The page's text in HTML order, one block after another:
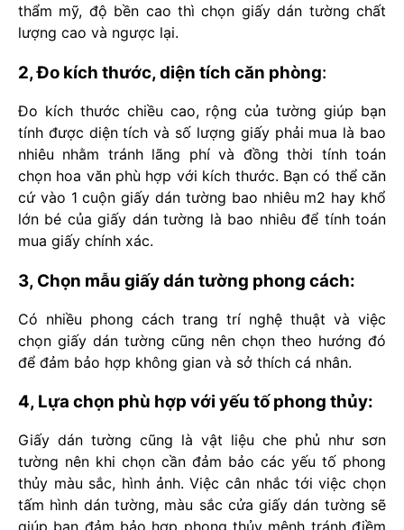
thẩm mỹ, độ bền cao thì chọn giấy dán tường chất
lượng cao và ngược lại.
2, Đo kích thước, diện tích căn phòng:
Đo kích thước chiều cao, rộng của tường giúp bạn
tính được diện tích và số lượng giấy phải mua là bao
nhiêu nhằm tránh lãng phí và đồng thời tính toán
chọn hoa văn phù hợp với kích thước. Bạn có thể căn
cứ vào 1 cuộn giấy dán tường bao nhiêu m2 hay khổ
lớn bé của giấy dán tường là bao nhiêu để tính toán
mua giấy chính xác.
3, Chọn mẫu giấy dán tường phong cách:
Có nhiều phong cách trang trí nghệ thuật và việc
chọn giấy dán tường cũng nên chọn theo hướng đó
để đảm bảo hợp không gian và sở thích cá nhân.
4, Lựa chọn phù hợp với yếu tố phong thủy:
Giấy dán tường cũng là vật liệu che phủ như sơn
tường nên khi chọn cần đảm bảo các yếu tố phong
thủy màu sắc, hình ảnh. Việc cân nhắc tới việc chọn
tấm hình dán tường, màu sắc cửa giấy dán tường sẽ